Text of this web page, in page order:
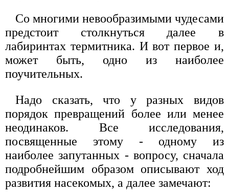
Со многими невообразимыми чудесами
предстоит столкнуться далее в
лабиринтах термитника. И вот первое и,
может быть, одно из наиболее
поучительных.
Надо сказать, что у разных видов
порядок превращений более или менее
неодинаков. Все исследования,
посвященные этому - одному из
наиболее запутанных - вопросу, сначала
подробнейшим образом описывают ход
развития насекомых, а далее замечают: